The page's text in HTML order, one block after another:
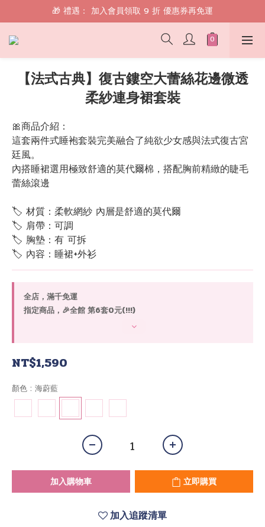
🎁 禮遇： 加入會員領取 9 折 優惠券再免運
🎁 禮遇： 加入會員領取 9 折 優惠券再免運
📱 綁定 LINE 好友，現領 $100 購物金！
🎁 禮遇： 加入會員領取 9 折 優惠券再免運
【法式古典】復古鏤空大蕾絲花邊微透
柔紗連身裙套裝
🎀商品介紹：
這套兩件式睡袍套裝完美融合了純欲少女感與法式復古宮
廷風。
內搭睡裙選用極致舒適的莫代爾棉，搭配胸前精緻的睫毛
蕾絲滾邊
🏷 材質：柔軟網紗 內層是舒適的莫代爾
🏷 肩帶：可調
🏷 胸墊：有 可拆
🏷 內容：睡裙+外衫
全店，滿千免運
指定商品，🎉全館 第6套0元(!!!)
NT$1,590
顏色 : 海蔚藍
加入購物車 立即購買
加入追蹤清單